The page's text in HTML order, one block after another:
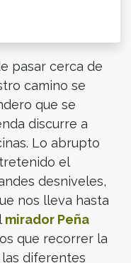
pasar cerca de
camino se
que se
discurre a
Lo abrupto
el
desniveles,
nos lleva hasta
mirador Peña
que recorrer la
diferentes